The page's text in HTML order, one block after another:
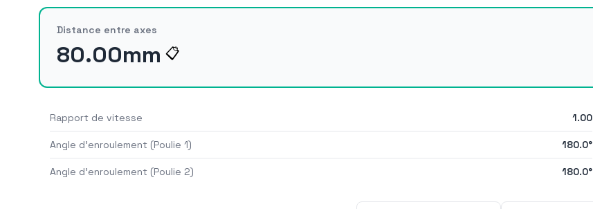
Distance entre axes
80.00mm 📋
Rapport de vitesse 1.00
Angle d'enroulement (Poulie 1) 180.0°
Angle d'enroulement (Poulie 2) 180.0°